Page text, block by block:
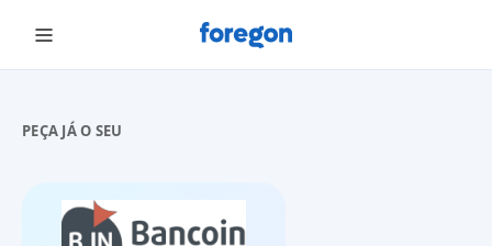
Foregon.com
PEÇA JÁ O SEU